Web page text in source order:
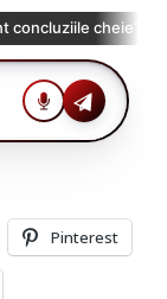
Pinterest